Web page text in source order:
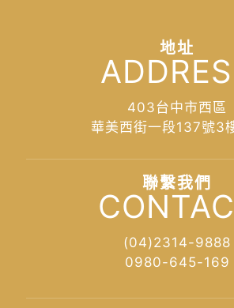
地址
403台中市西區
華美西街一段137號3
聯繫我們
(04)2314-9888
0980-645-169